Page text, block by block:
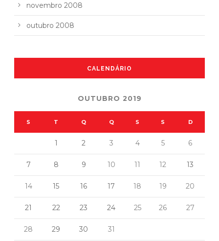
novembro 2008
outubro 2008
CALENDÁRIO
OUTUBRO 2019
S T Q Q S S D
1 2 3 4 5 6
7 8 9 10 11 12 13
14 15 16 17 18 19 20
21 22 23 24 25 26 27
28 29 30 31